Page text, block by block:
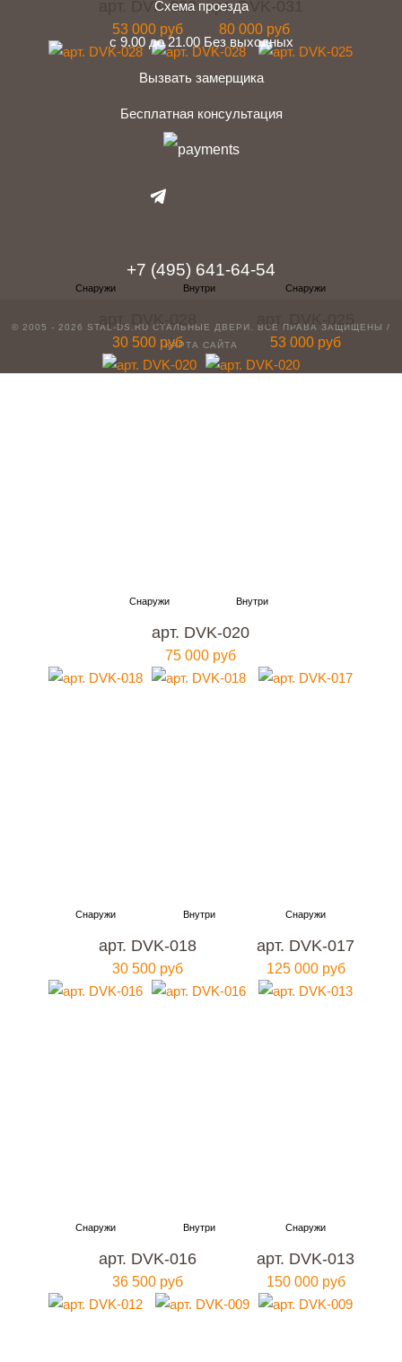
арт. DVK-032
53 000 руб
арт. DVK-031
80 000 руб
арт. DVK-028
30 500 руб
арт. DVK-025
53 000 руб
арт. DVK-020
75 000 руб
арт. DVK-018
30 500 руб
арт. DVK-017
125 000 руб
арт. DVK-016
36 500 руб
арт. DVK-013
150 000 руб
Схема проезда
с 9.00 до 21.00 Без выходных
Вызвать замерщика
Бесплатная консультация
+7 (495) 641-64-54
© 2005 - 2026 STAL-DS.RU СТАЛЬНЫЕ ДВЕРИ . ВСЕ ПРАВА ЗАЩИЩЕНЫ /
КАРТА САЙТА